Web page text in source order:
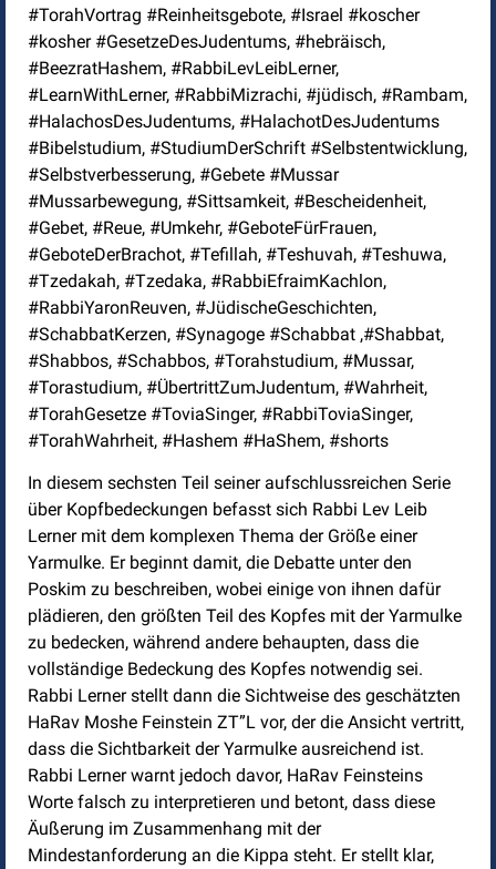
#TorahVortrag #Reinheitsgebote, #Israel #koscher
#kosher #GesetzeDesJudentums, #hebräisch,
#BeezratHashem, #RabbiLevLeibLerner,
#LearnWithLerner, #RabbiMizrachi, #jüdisch, #Rambam,
#HalachosDesJudentums, #HalachotDesJudentums
#Bibelstudium, #StudiumDerSchrift #Selbstentwicklung,
#Selbstverbesserung, #Gebete #Mussar
#Mussarbewegung, #Sittsamkeit, #Bescheidenheit,
#Gebet, #Reue, #Umkehr, #GeboteFürFrauen,
#GeboteDerBrachot, #Tefillah, #Teshuvah, #Teshuwa,
#Tzedakah, #Tzedaka, #RabbiEfraimKachlon,
#RabbiYaronReuven, #JüdischeGeschichten,
#SchabbatKerzen, #Synagoge #Schabbat ,#Shabbat,
#Shabbos, #Schabbos, #Torahstudium, #Mussar,
#Torastudium, #ÜbertrittZumJudentum, #Wahrheit,
#TorahGesetze #ToviaSinger, #RabbiToviaSinger,
#TorahWahrheit, #Hashem #HaShem, #shorts
In diesem sechsten Teil seiner aufschlussreichen Serie
über Kopfbedeckungen befasst sich Rabbi Lev Leib
Lerner mit dem komplexen Thema der Größe einer
Yarmulke. Er beginnt damit, die Debatte unter den
Poskim zu beschreiben, wobei einige von ihnen dafür
plädieren, den größten Teil des Kopfes mit der Yarmulke
zu bedecken, während andere behaupten, dass die
vollständige Bedeckung des Kopfes notwendig sei.
Rabbi Lerner stellt dann die Sichtweise des geschätzten
HaRav Moshe Feinstein ZT”L vor, der die Ansicht vertritt,
dass die Sichtbarkeit der Yarmulke ausreichend ist.
Rabbi Lerner warnt jedoch davor, HaRav Feinsteins
Worte falsch zu interpretieren und betont, dass diese
Äußerung im Zusammenhang mit der
Mindestanforderung an die Kippa steht. Er stellt klar,